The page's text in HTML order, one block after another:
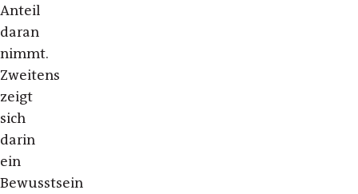
Anteil
daran
nimmt.
Zweitens
zeigt
sich
darin
ein
Bewusstsein